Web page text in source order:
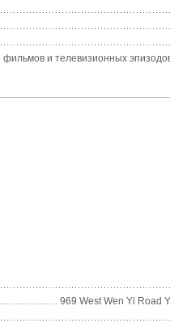
фильмов и телевизионных
969 West Wen Yi Road